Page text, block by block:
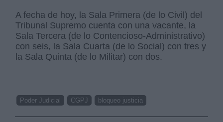
A fecha de hoy, la Sala Primera (de lo Civil) del
Tribunal Supremo cuenta con una vacante, la
Sala Tercera (de lo Contencioso-Administrativo)
con seis, la Sala Cuarta (de lo Social) con tres y
la Sala Quinta (de lo Militar) con dos.
Poder Judicial CGPJ bloqueo justicia